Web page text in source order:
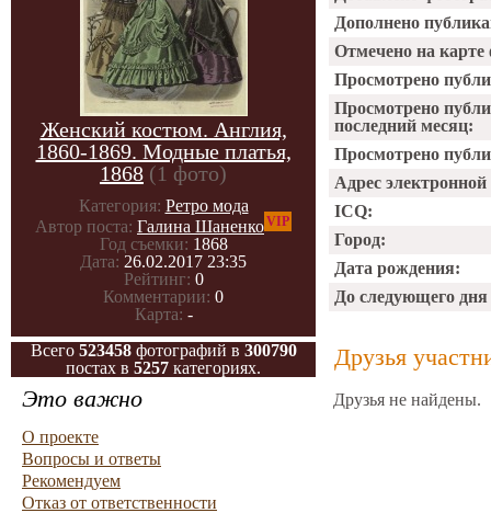
Женский костюм. Англия,
1860-1869. Модные платья,
1868 (1 фото)
Категория: Ретро мода
Автор поста: Галина ШаненкоVIP
Год съемки: 1868
Дата: 26.02.2017 23:35
Рейтинг: 0
Комментарии: 0
Карта: -
Всего 523458фотографий в 300790
постах в 5257 категориях.
Это важно
О проекте
Вопросы и ответы
Рекомендуем
Отказ от ответственности
Дополнено
Отмечено на
Просмотрено
Просмотрено
последний месяц:
Просмотрено
Адрес
ICQ:
Город:
Дата рождения:
До следующего
Друзья
Друзья не найдены.